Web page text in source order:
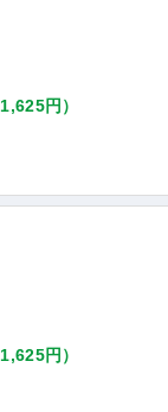
円）
円）